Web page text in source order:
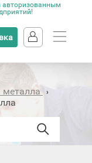
авторизованным
металла ›